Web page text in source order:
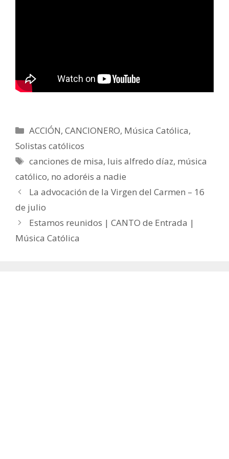
Categorías
ACCIÓN,CANCIONERO, Música Católica,
Solistas católicos
Etiquetas
canciones de misa, luis alfredo díaz, música
católico, no adoréis a nadie
La advocación de la Virgen del Carmen – 16
de julio
Estamos reunidos | CANTO de Entrada |
Música Católica